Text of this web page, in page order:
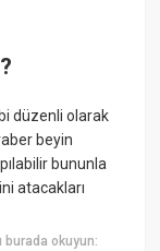
düzenli olarak
beyin
bununla
atacakları
burada okuyun: